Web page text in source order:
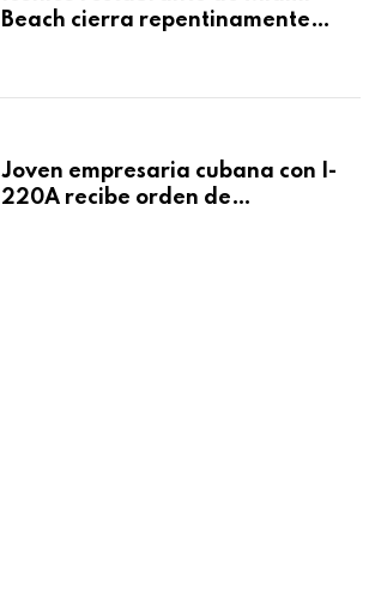
Beach cierra repentinamente
Joven empresaria cubana con I-
220A recibe orden de